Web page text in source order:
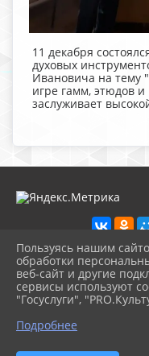
11 декабря
духовых
Ивановича на тему
игре гамм, этюдов
заслуживает
2026 г. lenmuz.ru
Вход
Карта сайта
Политика обработки
Сделано на KubCMS
Пользуясь нашим
обработки
веб-сайт и другие
сервисы используют
"Госуслуги",
Подробнее